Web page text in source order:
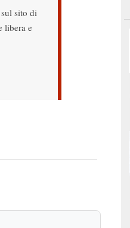
sito di
libera e